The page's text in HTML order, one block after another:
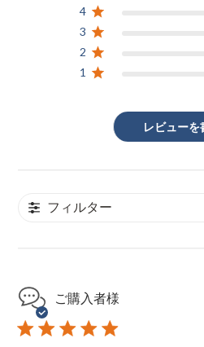
4
3
2
1
レビューを
フィルター
ご購入者様